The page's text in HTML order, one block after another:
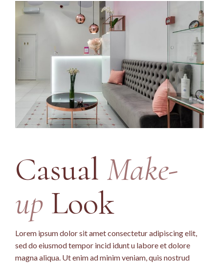
Casual Make-
up Look
Lorem ipsum dolor sit amet consectetur adipiscing elit,
sed do eiusmod tempor incid idunt u labore et dolore
magna aliqua. Ut enim ad minim veniam, quis nostrud